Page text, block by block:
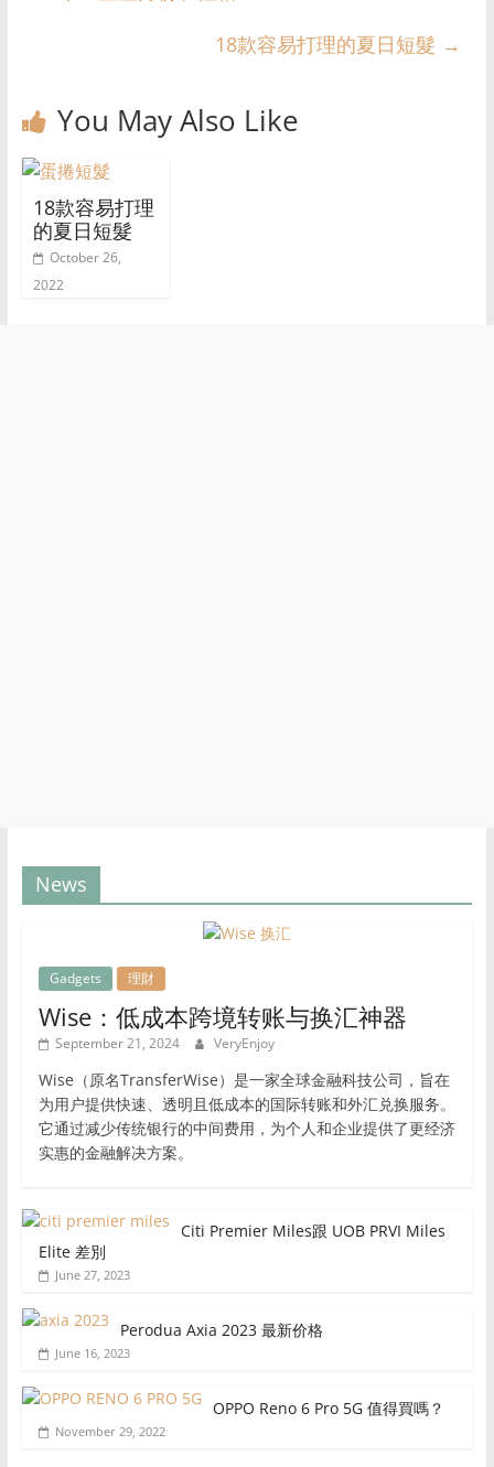
p g
o k
18款容易打理的夏日短髮 →
You May Also Like
18款容易打理
的夏日短髮
October 26,
2022
News
Gadgets 理財
Wise：低成本跨境转账与换汇神器
September 21, 2024 VeryEnjoy
Wise（原名TransferWise）是一家全球金融科技公司，旨在
为用户提供快速、透明且低成本的国际转账和外汇兑换服务。
它通过减少传统银行的中间费用，为个人和企业提供了更经济
实惠的金融解决方案。
Citi Premier Miles跟 UOB PRVI Miles
Elite 差別
June 27, 2023
Perodua Axia 2023 最新价格
June 16, 2023
OPPO Reno 6 Pro 5G 值得買嗎？
November 29, 2022